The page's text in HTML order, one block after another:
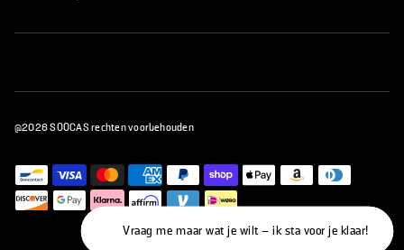
@2026 SOOCAS rechten voorbehouden
Vraag me maar wat je wilt – ik sta voor je klaar!